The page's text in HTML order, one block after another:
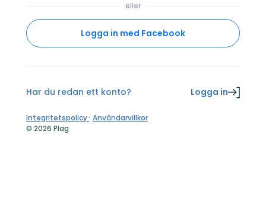
eller
Logga in med Facebook
Har du redan ett konto? Logga in
Integritetspolicy· Användarvillkor
© 2026 Plag